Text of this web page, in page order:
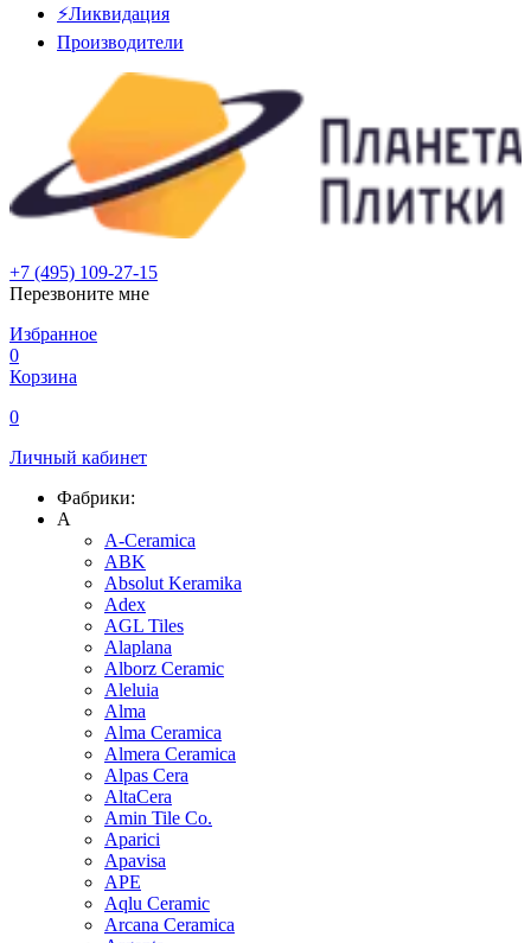
⚡Ликвидация
Производители
+7 (495) 109-27-15
Перезвоните мне
Избранное
0
Корзина
0
Личный кабинет
Фабрики:
A
A-Ceramica
ABK
Absolut Keramika
Adex
AGL Tiles
Alaplana
Alborz Ceramic
Aleluia
Alma
Alma Ceramica
Almera Ceramica
Alpas Cera
AltaCera
Amin Tile Co.
Aparici
Apavisa
APE
Aqlu Ceramic
Arcana Ceramica